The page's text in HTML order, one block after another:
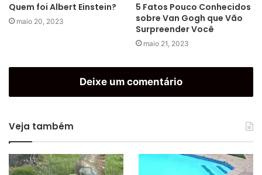
Quem foi Albert Einstein?
maio 20, 2023
5 Fatos Pouco Conhecidos
sobre Van Gogh que Vão
Surpreender Você
maio 21, 2023
Deixe um comentário
Veja também